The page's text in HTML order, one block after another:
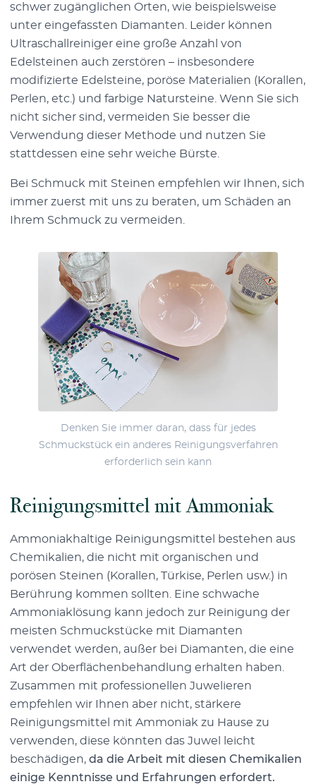
schwer zugänglichen Orten, wie beispielsweise
unter eingefassten Diamanten. Leider können
Ultraschallreiniger eine große Anzahl von
Edelsteinen auch zerstören – insbesondere
modifizierte Edelsteine, poröse Materialien (Korallen,
Perlen, etc.) und farbige Natursteine. Wenn Sie sich
nicht sicher sind, vermeiden Sie besser die
Verwendung dieser Methode und nutzen Sie
stattdessen eine sehr weiche Bürste.
Bei Schmuck mit Steinen empfehlen wir Ihnen, sich
immer zuerst mit uns zu beraten, um Schäden an
Ihrem Schmuck zu vermeiden.
Denken Sie immer daran, dass für jedes
Schmuckstück ein anderes Reinigungsverfahren
erforderlich sein kann
Reinigungsmittel mit Ammoniak
Ammoniakhaltige Reinigungsmittel bestehen aus
Chemikalien, die nicht mit organischen und
porösen Steinen (Korallen, Türkise, Perlen usw.) in
Berührung kommen sollten. Eine schwache
Ammoniaklösung kann jedoch zur Reinigung der
meisten Schmuckstücke mit Diamanten
verwendet werden, außer bei Diamanten, die eine
Art der Oberflächenbehandlung erhalten haben.
Zusammen mit professionellen Juwelieren
empfehlen wir Ihnen aber nicht, stärkere
Reinigungsmittel mit Ammoniak zu Hause zu
verwenden, diese könnten das Juwel leicht
beschädigen, da die Arbeit mit diesen Chemikalien
einige Kenntnisse und Erfahrungen erfordert.